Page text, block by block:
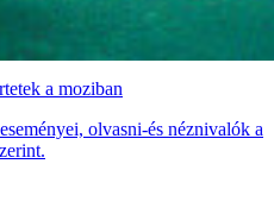
a moziban
olvasni-és néznivalók a